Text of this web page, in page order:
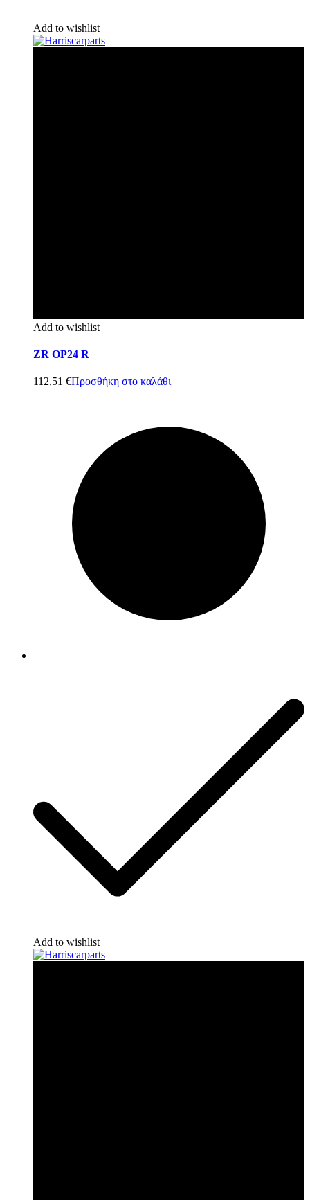
Add to wishlist
Add to wishlist
ZR OP24 R
112,51 €Προσθήκη στο καλάθι
Add to wishlist